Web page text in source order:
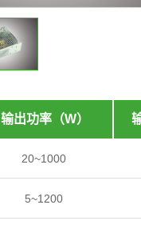
输出功率（W）
20~1000
5~1200